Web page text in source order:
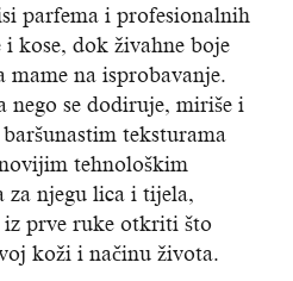
parfema i profesionalnih
kose, dok živahne boje
na isprobavanje.
nego se dodiruje, miriše i
teksturama
tehnološkim
za njegu lica i tijela,
prve ruke otkriti što
koži i načinu života.